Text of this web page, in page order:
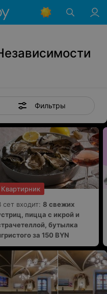
Фильтры
Квартирник
сет входит: 8 свежих
пицца с икрой и
бутылка
за 150 BYN